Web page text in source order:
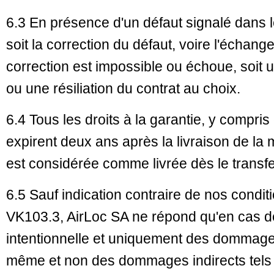
6.3 En présence d'un défaut signalé dans
soit la correction du défaut, voire
correction est impossible ou échoue, soit
ou une résiliation du contrat au choix.
6.4 Tous les droits à la garantie, y
expirent deux ans après la livraison de la
est considérée comme livrée dès le
6.5 Sauf indication contraire de nos
VK103.3, AirLoc SA ne répond qu'en cas
intentionnelle et uniquement des
même et non des dommages indirects